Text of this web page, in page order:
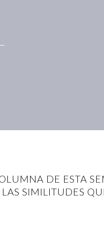
DE ESTA
SIMILITUDES